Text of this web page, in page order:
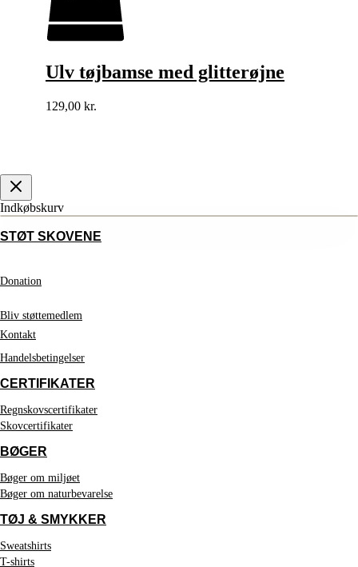
Ulv tøjbamse med glitterøjne
129,00 kr.
Indkøbskurv
STØT SKOVENE
Donation
Bliv støttemedlem
Kontakt
Handelsbetingelser
CERTIFIKATER
Regnskovscertifikater
Skovcertifikater
BØGER
Bøger om miljøet
Bøger om naturbevarelse
TØJ & SMYKKER
Sweatshirts
T-shirts